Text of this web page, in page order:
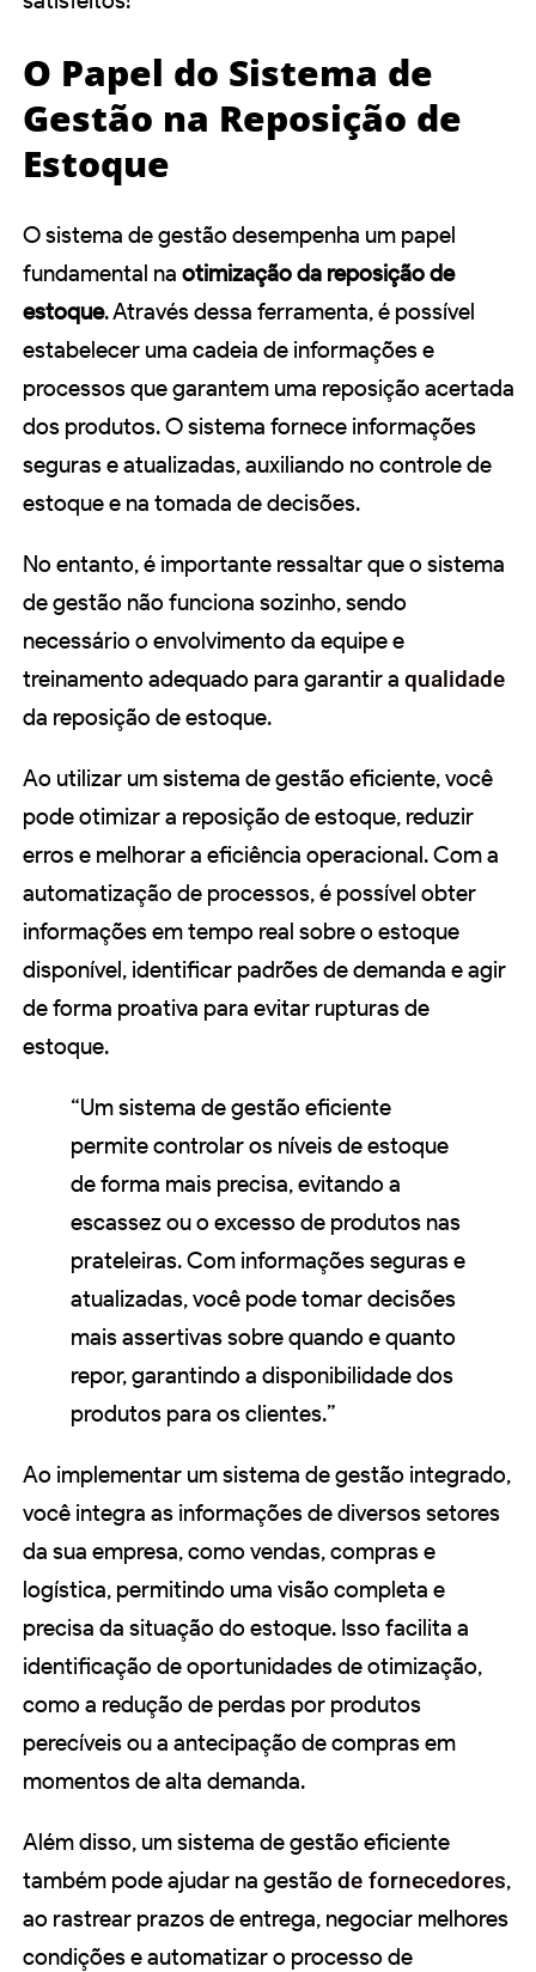
O Papel do Sistema de
Gestão na Reposição de
Estoque
O sistema de gestão desempenha um papel
fundamental na otimização da reposição de
estoque. Através dessa ferramenta, é possível
estabelecer uma cadeia de informações e
processos que garantem uma reposição acertada
dos produtos. O sistema fornece informações
seguras e atualizadas, auxiliando no controle de
estoque e na tomada de decisões.
No entanto, é importante ressaltar que o sistema
de gestão não funciona sozinho, sendo
necessário o envolvimento da equipe e
treinamento adequado para garantir a qualidade
da reposição de estoque.
Ao utilizar um sistema de gestão eficiente, você
pode otimizar a reposição de estoque, reduzir
erros e melhorar a eficiência operacional. Com a
automatização de processos, é possível obter
informações em tempo real sobre o estoque
disponível, identificar padrões de demanda e agir
de forma proativa para evitar rupturas de
estoque.
“Um sistema de gestão eficiente
permite controlar os níveis de estoque
de forma mais precisa, evitando a
escassez ou o excesso de produtos nas
prateleiras. Com informações seguras e
atualizadas, você pode tomar decisões
mais assertivas sobre quando e quanto
repor, garantindo a disponibilidade dos
produtos para os clientes.”
Ao implementar um sistema de gestão integrado,
você integra as informações de diversos setores
da sua empresa, como vendas, compras e
logística, permitindo uma visão completa e
precisa da situação do estoque. Isso facilita a
identificação de oportunidades de otimização,
como a redução de perdas por produtos
perecíveis ou a antecipação de compras em
momentos de alta demanda.
Além disso, um sistema de gestão eficiente
também pode ajudar na gestão de fornecedores,
ao rastrear prazos de entrega, negociar melhores
condições e automatizar o processo de